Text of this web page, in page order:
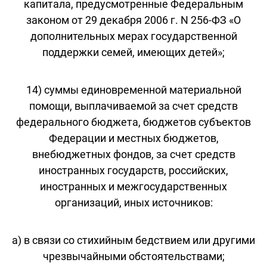
капитала, предусмотренные Федеральным
законом от 29 декабря 2006 г. N 256-ФЗ «О
дополнительных мерах государственной
поддержки семей, имеющих детей»;
14) суммы единовременной материальной
помощи, выплачиваемой за счет средств
федерального бюджета, бюджетов субъектов
Федерации и местных бюджетов,
внебюджетных фондов, за счет средств
иностранных государств, российских,
иностранных и межгосударственных
организаций, иных источников:
а) в связи со стихийным бедствием или другими
чрезвычайными обстоятельствами;